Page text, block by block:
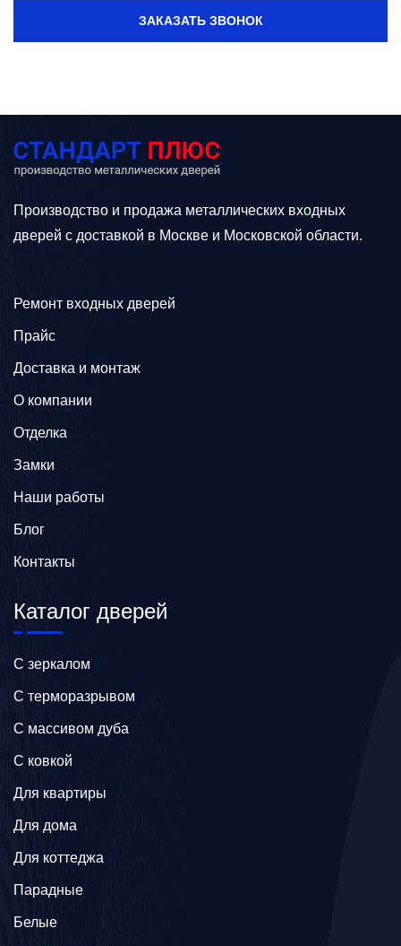
ЗАКАЗАТЬ ЗВОНОК
Производство и продажа металлических входных
дверей с доставкой в Москве и Московской области.
Ремонт входных дверей
Прайс
Доставка и монтаж
О компании
Отделка
Замки
Наши работы
Блог
Контакты
Каталог дверей
C зеркалом
C терморазрывом
C массивом дуба
C ковкой
Для квартиры
Для дома
Для коттеджа
Парадные
Белые